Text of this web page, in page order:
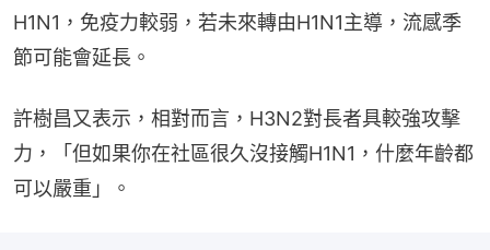
H1N1，免疫力較弱，若未來轉由H1N1主導，流感季
節可能會延長。
許樹昌又表示，相對而言，H3N2對長者具較強攻擊
力，「但如果你在社區很久沒接觸H1N1，什麼年齡都
可以嚴重」。